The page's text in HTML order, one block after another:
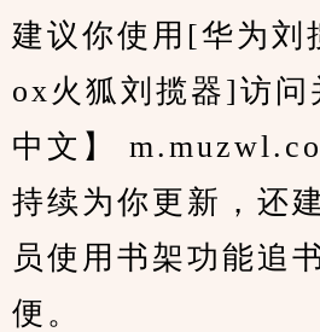
建议你使用[华为
ox火狐刘揽器]访问
中文】
持续为你更新，还
员使用书架功能追
便。